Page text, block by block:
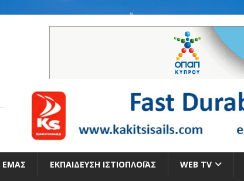
ΕΜΆΣ ΕΚΠΑΊΔΕΥΣΗ ΙΣΤΙΟΠΛΟΪ́ΑΣ WEB TV